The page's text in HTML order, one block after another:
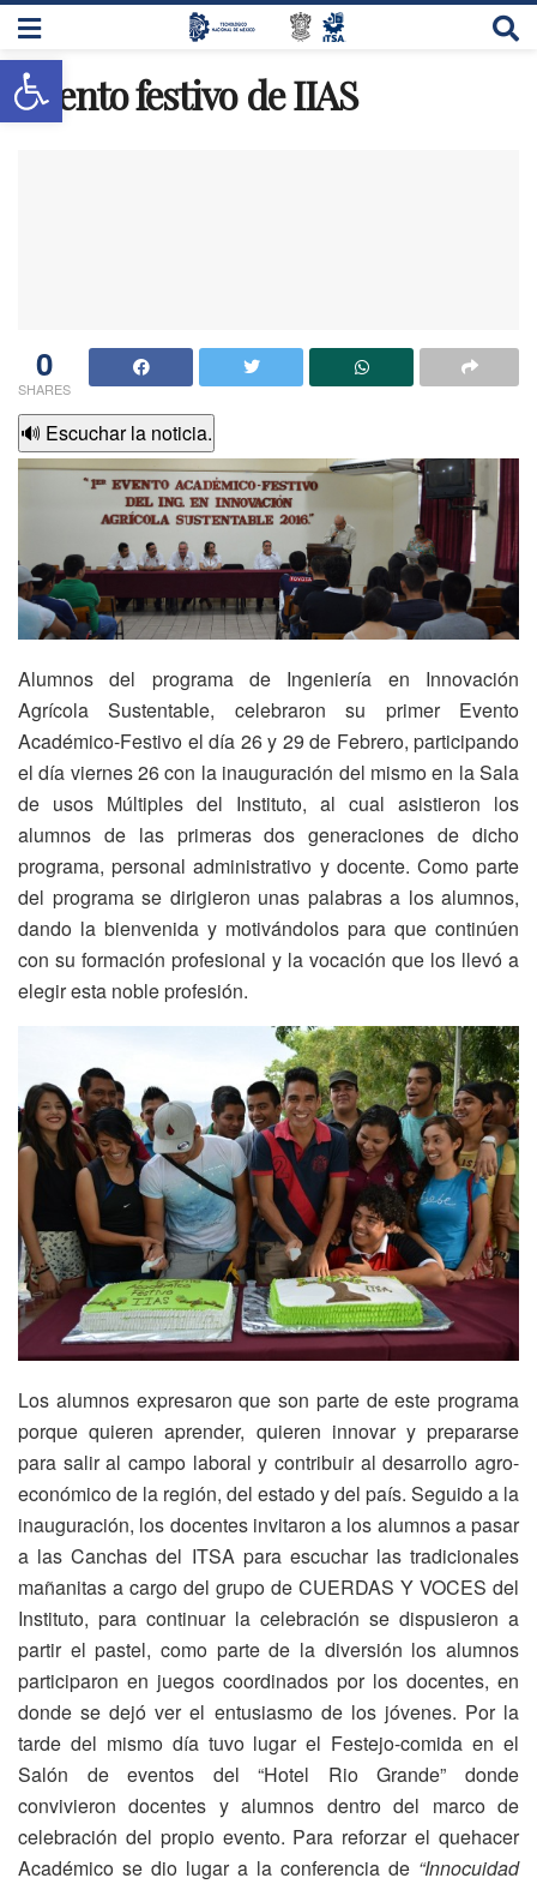
Evento festivo de IIAS
0
SHARES
🔊 Escuchar la noticia.
Alumnos del programa de Ingeniería en Innovación
Agrícola Sustentable, celebraron su primer Evento
Académico-Festivo el día 26 y 29 de Febrero, participando
el día viernes 26 con la inauguración del mismo en la Sala
de usos Múltiples del Instituto, al cual asistieron los
alumnos de las primeras dos generaciones de dicho
programa, personal administrativo y docente. Como parte
del programa se dirigieron unas palabras a los alumnos,
dando la bienvenida y motivándolos para que continúen
con su formación profesional y la vocación que los llevó a
elegir esta noble profesión.
Los alumnos expresaron que son parte de este programa
porque quieren aprender, quieren innovar y prepararse
para salir al campo laboral y contribuir al desarrollo agro-
económico de la región, del estado y del país. Seguido a la
inauguración, los docentes invitaron a los alumnos a pasar
a las Canchas del ITSA para escuchar las tradicionales
mañanitas a cargo del grupo de CUERDAS Y VOCES del
Instituto, para continuar la celebración se dispusieron a
partir el pastel, como parte de la diversión los alumnos
participaron en juegos coordinados por los docentes, en
donde se dejó ver el entusiasmo de los jóvenes. Por la
tarde del mismo día tuvo lugar el Festejo-comida en el
Salón de eventos del “Hotel Rio Grande” donde
convivieron docentes y alumnos dentro del marco de
celebración del propio evento. Para reforzar el quehacer
Académico se dio lugar a la conferencia de “Innocuidad
Abrir barra de herramientas